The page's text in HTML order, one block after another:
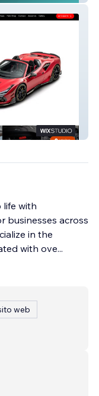
life with
businesses across
in the
with ove...
web